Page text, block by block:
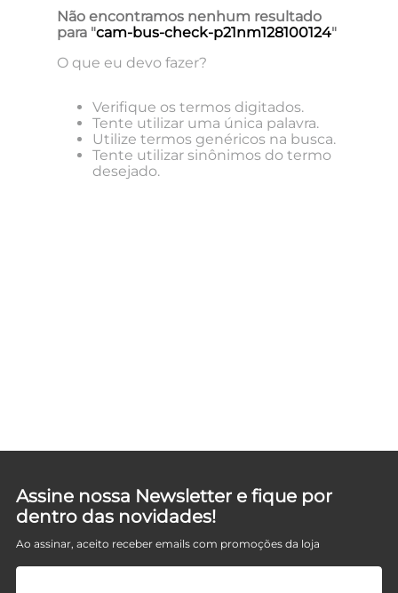
Não encontramos nenhum resultado
para "cam-bus-check-p21nm128100124"
O que eu devo fazer?
Verifique os termos digitados.
Tente utilizar uma única palavra.
Utilize termos genéricos na busca.
Tente utilizar sinônimos do termo
desejado.
Assine nossa Newsletter e fique por
dentro das novidades!
Ao assinar, aceito receber emails com promoções da loja